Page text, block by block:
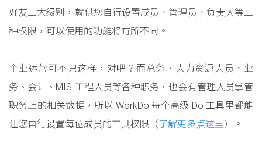
好友三大级别，就供您自行设置成员、管理员、负责人等三
种权限，可以使用的功能将有所不同。
企业运营可不只这样，对吧？而总务、人力资源人员、业
务、会计、MIS 工程人员等各种职务，也会有管理人员掌管
职务上的相关数据，所以 WorkDo 每个高级 Do 工具里都能
让您自行设置每位成员的工具权限（了解更多点这里）。